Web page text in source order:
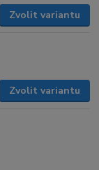
Zvolit variantu
Zvolit variantu